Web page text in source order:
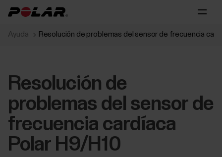
Ayuda Resolución de problemas del sensor de frecuencia
Resolución de
problemas del sensor de
frecuencia cardíaca
Polar H9/H10